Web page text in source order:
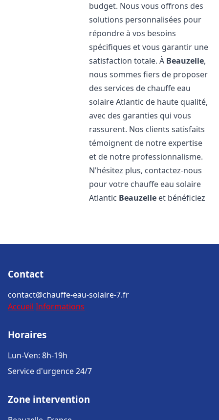
budget. Nous vous offrons des
solutions personnalisées pour
répondre à vos besoins
spécifiques et vous garantir une
satisfaction totale. À Beauzelle,
nous sommes fiers de proposer
des services de chauffe eau
solaire Atlantic de haute qualité,
avec des garanties qui vous
rassurent. Nos clients satisfaits
témoignent de notre expertise
et de notre professionnalisme.
N'hésitez plus, contactez-nous
pour votre chauffe eau solaire
Atlantic Beauzelle et bénéficiez
Contact
contact@chauffe-eau-solaire-7.fr
Accueil Informations
Horaires
Lun-Ven: 8h-19h
Service d'urgence 24/7
Zone intervention